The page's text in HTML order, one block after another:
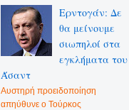
Ερντογάν: Δε
θα μείνουμε
σιωπηλοί στα
εγκλήματα του
Άσαντ
Αυστηρή προειδοποίηση
απηύθυνε ο Τούρκος